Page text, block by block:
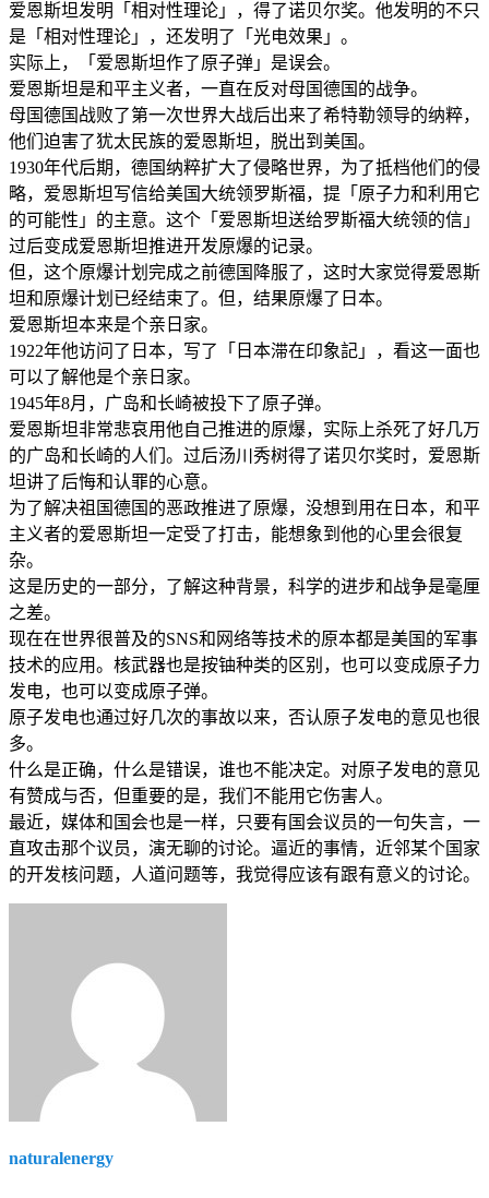
爱恩斯坦发明「相对性理论」，得了诺贝尔奖。他发明的不只
是「相对性理论」，还发明了「光电效果」。
实际上，「爱恩斯坦作了原子弹」是误会。
爱恩斯坦是和平主义者，一直在反对母国德国的战争。
母国德国战败了第一次世界大战后出来了希特勒领导的纳粹，
他们迫害了犹太民族的爱恩斯坦，脱出到美国。
1930年代后期，德国纳粹扩大了侵略世界，为了抵档他们的侵
略，爱恩斯坦写信给美国大统领罗斯福，提「原子力和利用它
的可能性」的主意。这个「爱恩斯坦送给罗斯福大统领的信」
过后变成爱恩斯坦推进开发原爆的记录。
但，这个原爆计划完成之前德国降服了，这时大家觉得爱恩斯
坦和原爆计划已经结束了。但，结果原爆了日本。
爱恩斯坦本来是个亲日家。
1922年他访问了日本，写了「日本滞在印象記」，看这一面也
可以了解他是个亲日家。
1945年8月，广岛和长崎被投下了原子弹。
爱恩斯坦非常悲哀用他自己推进的原爆，实际上杀死了好几万
的广岛和长崎的人们。过后汤川秀树得了诺贝尔奖时，爱恩斯
坦讲了后悔和认罪的心意。
为了解决祖国德国的恶政推进了原爆，没想到用在日本，和平
主义者的爱恩斯坦一定受了打击，能想象到他的心里会很复
杂。
这是历史的一部分，了解这种背景，科学的进步和战争是毫厘
之差。
现在在世界很普及的SNS和网络等技术的原本都是美国的军事
技术的应用。核武器也是按铀种类的区别，也可以变成原子力
发电，也可以变成原子弹。
原子发电也通过好几次的事故以来，否认原子发电的意见也很
多。
什么是正确，什么是错误，谁也不能决定。对原子发电的意见
有赞成与否，但重要的是，我们不能用它伤害人。
最近，媒体和国会也是一样，只要有国会议员的一句失言，一
直攻击那个议员，演无聊的讨论。逼近的事情，近邻某个国家
的开发核问题，人道问题等，我觉得应该有跟有意义的讨论。
naturalenergy